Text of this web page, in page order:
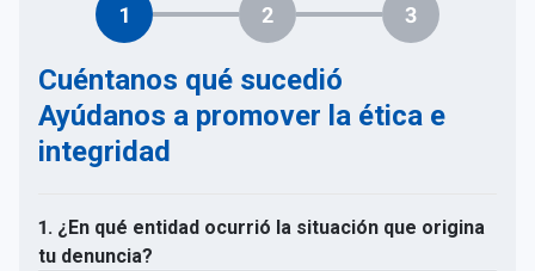
1 2 3
Cuéntanos qué sucedió
Ayúdanos a promover la ética e
integridad
1. ¿En qué entidad ocurrió la situación que origina
tu denuncia?